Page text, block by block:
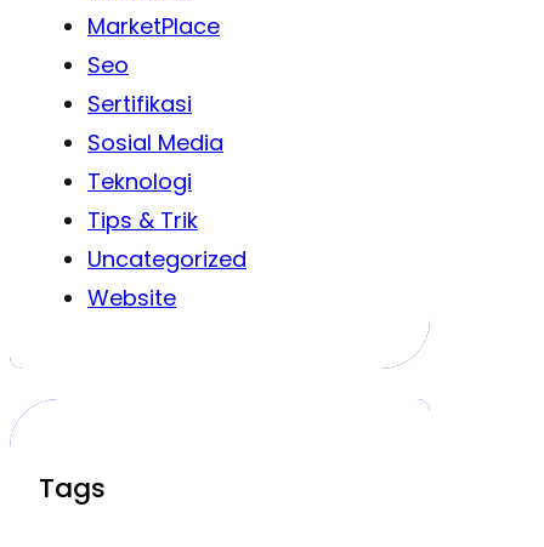
MarketPlace
Seo
Sertifikasi
Sosial Media
Teknologi
Tips & Trik
Uncategorized
Website
Tags